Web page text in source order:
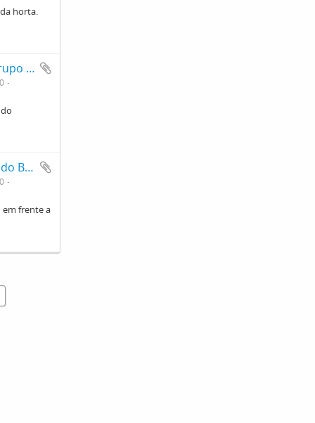
horta.
fotografia em grupo de Alunas e alunos do grupo escolar do Butantan em frente a escola.
detalhe de Alunas e alunos do grupo escolar do Butantan em frente a escola.
frente a